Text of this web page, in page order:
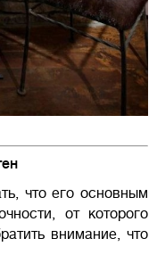
что его основным
от которого
внимание, что